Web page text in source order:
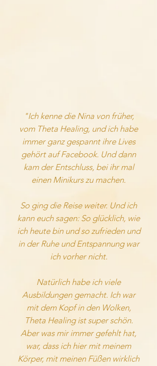
"Ich kenne die Nina von früher,
vom Theta Healing, und ich habe
immer ganz gespannt ihre Lives
gehört auf Facebook. Und dann
kam der Entschluss, bei ihr mal
einen Minikurs zu machen.
So ging die Reise weiter. Und ich
kann euch sagen: So glücklich, wie
ich heute bin und so zufrieden und
in der Ruhe und Entspannung war
ich vorher nicht.
Natürlich habe ich viele
Ausbildungen gemacht. Ich war
mit dem Kopf in den Wolken,
Theta Healing ist super schön.
Aber was mir immer gefehlt hat,
war, dass ich hier mit meinem
Körper, mit meinen Füßen wirklich